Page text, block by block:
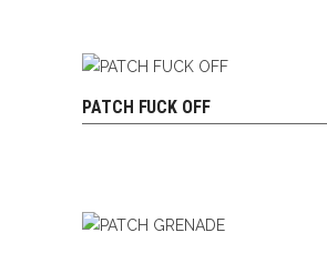
AJOUTER AU PANIER
PATCH FUCK OFF